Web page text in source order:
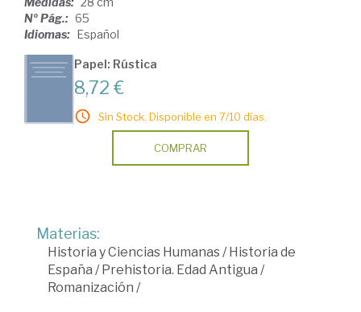
Nº Pág.: 65
Idiomas: Español
Papel: Rústica
8,72 €
Sin Stock. Disponible en 7/10 días.
COMPRAR
Materias:
Historia y Ciencias Humanas/ Historia de
España / Prehistoria. Edad Antigua /
Romanización /